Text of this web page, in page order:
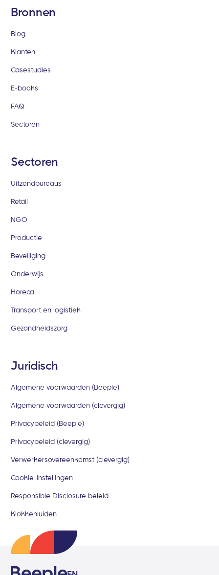
Bronnen
Blog
Klanten
Casestudies
E-books
FAQ
Sectoren
Sectoren
Uitzendbureaus
Retail
NGO
Productie
Beveiliging
Onderwijs
Horeca
Transport en logistiek
Gezondheidszorg
Juridisch
Algemene voorwaarden (Beeple)
Algemene voorwaarden (clevergig)
Privacybeleid (Beeple)
Privacybeleid (clevergig)
Verwerkersovereenkomst (clevergig)
Cookie-instellingen
Responsible Disclosure beleid
Klokkenluiden